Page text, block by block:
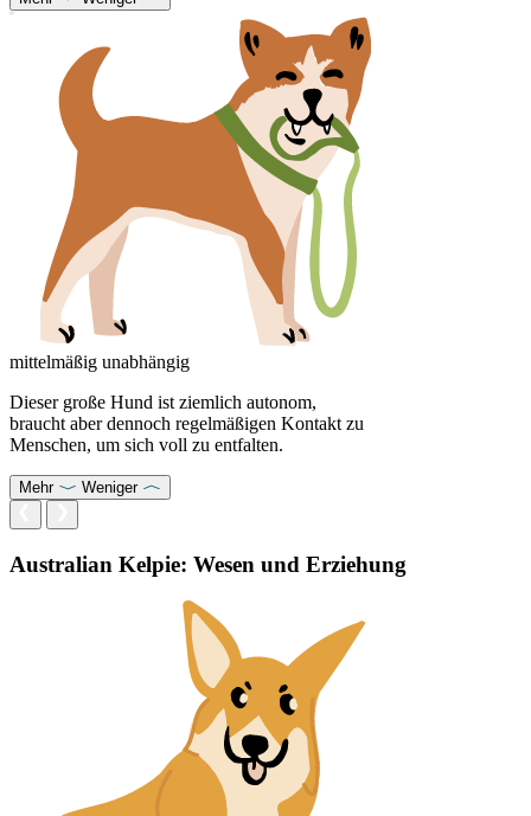
mittelmäßig unabhängig
Dieser große Hund ist ziemlich autonom,
braucht aber dennoch regelmäßigen Kontakt zu
Menschen, um sich voll zu entfalten.
Mehr Weniger
Australian Kelpie: Wesen und Erziehung